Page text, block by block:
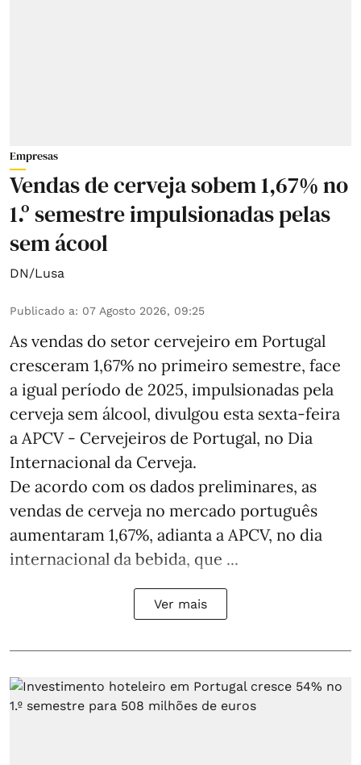
Empresas
Vendas de cerveja sobem 1,67% no
1.º semestre impulsionadas pelas
sem ácool
DN/Lusa
Publicado a: 07 Agosto 2026, 09:25
As vendas do setor cervejeiro em Portugal
cresceram 1,67% no primeiro semestre, face
a igual período de 2025, impulsionadas pela
cerveja sem álcool, divulgou esta sexta-feira
a APCV - Cervejeiros de Portugal, no Dia
Internacional da Cerveja.
De acordo com os dados preliminares, as
vendas de cerveja no mercado português
aumentaram 1,67%, adianta a APCV, no dia
internacional da bebida, que ...
Ver mais